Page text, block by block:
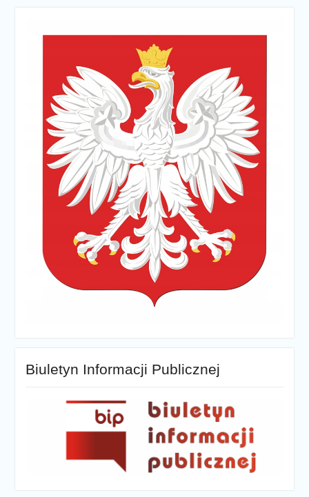
Biuletyn Informacji Publicznej